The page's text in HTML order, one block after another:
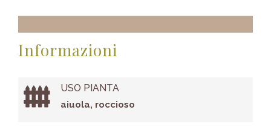
Informazioni
USO PIANTA
aiuola, roccioso